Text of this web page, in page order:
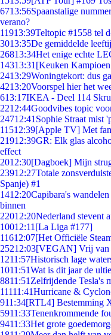
6713:56Spaanstalige
verano?
11913:39Teltopic #1558 tel
3013:35De gemiddelde
26813:34Het enige echte
14313:31 [Keuken
2413:29Woningtekort: dus
4213:20Voorspel hier het
613:17IKEA - Deel 114
2212:44Goodvibes topic
24712:41 Sophie Straat mist
11512:39[Apple TV] Met
21912:39GR: Elk glas
effect
2012:30[Dagboek] Mijn
23912:27Totale
Spanje) #1
1412:20Capibara's
binnen
22012:20Nederland stevent
10012:11 [La Liga #177]
11612:07[Het Officiële
25212:03[VEGAN] Vrij van
1211:57Historisch lage
1011:51Wat is dit jaar de
8811:51 Zelfrijdende Tesla's
11111:41Hurricane &
911:34[RTL4] Bestemming
5911:33Tenenkrommende
9411:33Het grote